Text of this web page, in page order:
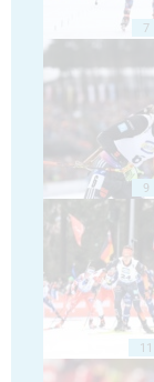
7
9
11